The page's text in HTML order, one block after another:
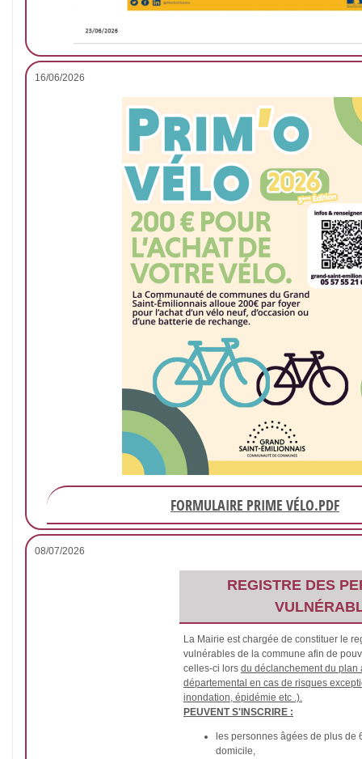
16/06/2026
FORMULAIRE PRIME VÉLO.PDF
08/07/2026
REGISTRE DES
La Mairie est chargée de constituer le
vulnérables de la commune afin de
celles-ci lors du déclanchement du plan
départemental en cas de risques
inondation, épidémie etc .).
PEUVENT S'INSCRIRE :
les personnes âgées de plus de
domicile,